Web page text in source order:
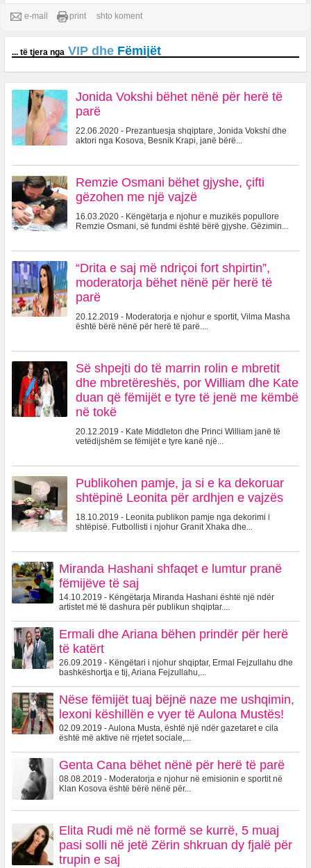
e-mail print shto koment
... të tjera nga VIP dhe Fëmijët
Jonida Vokshi bëhet nënë për herë të
parë
22.06.2020 - Prezantuesja shqiptare, Jonida Vokshi dhe
aktori nga Kosova, Besnik Krapi, janë bërë...
Remzie Osmani bëhet gjyshe, çifti
gëzohen me një vajzë
16.03.2020 - Këngëtarja e njohur e muzikës popullore
Remzie Osmani, së fundmi është bërë gjyshe. Gëzimin...
“Drita e saj më ndriçoi fort shpirtin”,
moderatorja bëhet nënë për herë të
parë
20.12.2019 - Moderatorja e njohur e sportit, Vilma Masha
është bërë nënë për herë të parë....
Së shpejti do të marrin rolin e mbretit
dhe mbretëreshës, por William dhe Kate
duan që fëmijët e tyre të jenë me këmbë
në tokë
20.12.2019 - Kate Middleton dhe Princi William janë të
vetëdijshëm se fëmijët e tyre kanë një...
Publikohen pamje, ja si e ka dekoruar
shtëpinë Leonita për ardhjen e vajzës
18.10.2019 - Leonita publikon pamje nga dekorimi i
shtëpisë. Futbollisti i njohur Granit Xhaka dhe...
Miranda Hashani shfaqet e lumtur pranë
fëmijëve të saj
14.10.2019 - Këngëtarja Miranda Hashani është një ndër
artistet më të dashura për publikun shqiptar....
Ermali dhe Ariana bëhen prindër për herë
të katërt
26.09.2019 - Këngëtari i njohur shqiptar, Ermal Fejzullahu dhe
bashkëshortja e tij, Ariana Fejzullahu,...
Nëse fëmijët tuaj bëjnë naze me ushqimin,
lexoni këshillën e vyer të Aulona Mustës!
02.09.2019 - Aulona Musta, është një ndër gazetaret e cila
është më aktive në rrjetet sociale,...
Genta Cana bëhet nënë për herë të parë
08.08.2019 - Moderatorja e njohur në emisionin e sportit në
Klan Kosova është bërë nënë për...
Elita Rudi më në formë se kurrë, 5 muaj
pasi solli në jetë Zërin shkruan dy fjalë për
trupin e saj